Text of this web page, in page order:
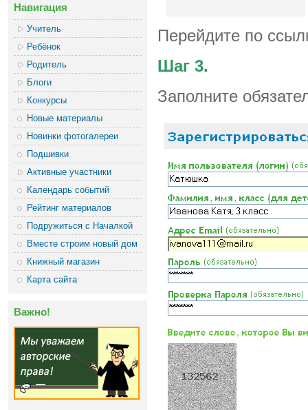
Навигация
Учитель
Ребёнок
Родитель
Блоги
Конкурсы
Новые материалы
Новинки фотогалереи
Подшивки
Активные участники
Календарь событий
Рейтинг материалов
Подружиться с Началкой
Вместе строим новый дом
Книжный магазин
Карта сайта
Важно!
Перейдите по
Шаг 3.
Заполните